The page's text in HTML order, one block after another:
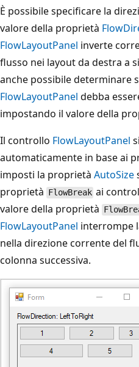
È possibile specificare la
valore della proprietà
FlowLayoutPanel inverte
flusso nei layout da destra a
anche possibile determinare
FlowLayoutPanel debba
impostando il valore della
Il controllo FlowLayoutPanel
automaticamente in base ai
imposti la proprietà AutoSize
proprietà FlowBreak ai
valore della proprietà
FlowLayoutPanel interrompe
nella direzione corrente del
colonna successiva.